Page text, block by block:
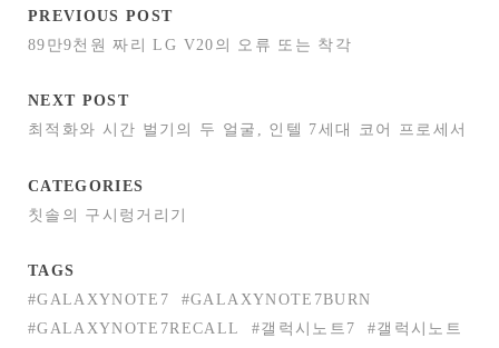
PREVIOUS POST
89만9천원 짜리 LG V20의 오류 또는 착각
NEXT POST
최적화와 시간 벌기의 두 얼굴, 인텔 7세대 코어 프로세서
CATEGORIES
칫솔의 구시렁거리기
TAGS
#GALAXYNOTE7
#GALAXYNOTE7BURN
#GALAXYNOTE7RECALL
#갤럭시노트7
#갤럭시노트